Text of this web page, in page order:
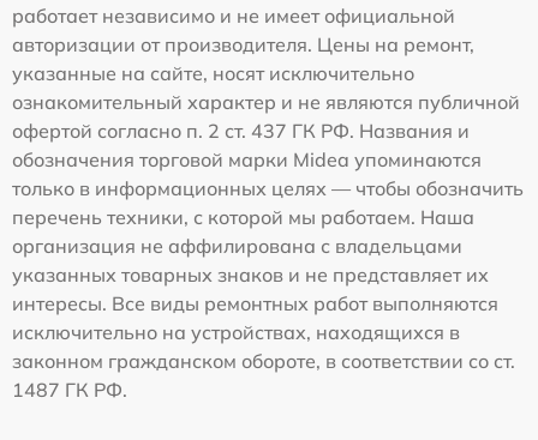
работает независимо и не имеет официальной
авторизации от производителя. Цены на ремонт,
указанные на сайте, носят исключительно
ознакомительный характер и не являются публичной
офертой согласно п. 2 ст. 437 ГК РФ. Названия и
обозначения торговой марки Midea упоминаются
только в информационных целях — чтобы обозначить
перечень техники, с которой мы работаем. Наша
организация не аффилирована с владельцами
указанных товарных знаков и не представляет их
интересы. Все виды ремонтных работ выполняются
исключительно на устройствах, находящихся в
законном гражданском обороте, в соответствии со ст.
1487 ГК РФ.